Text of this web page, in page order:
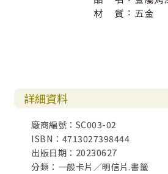
詳細資料
廠商編號：SC003-02
ISBN：4713027398444
出版日期：20230627
分類：一般卡片／明信片.書籤